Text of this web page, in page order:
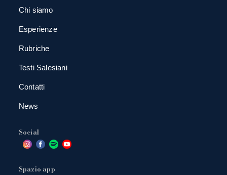
Chi siamo
Esperienze
Rubriche
Testi Salesiani
Contatti
News
Social
Spazio app